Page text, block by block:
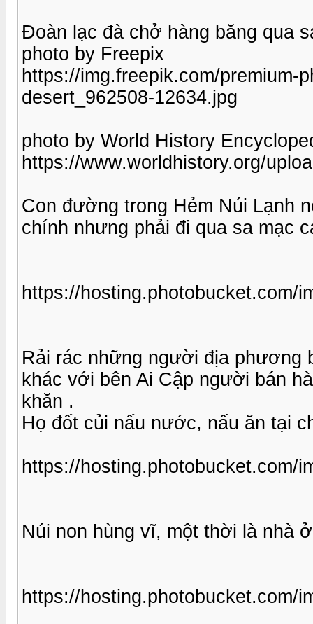
Đoàn lạc đà chở hàng băng qua
photo by Freepix
https://img.freepik.com/premium-
desert_962508-12634.jpg
photo by World History
https://www.worldhistory.org/
Con đường trong Hẻm Núi Lạnh
chính nhưng phải đi qua sa mạc
https://hosting.photobucket.com/
Rải rác những người địa phương
khác với bên Ai Cập người bán
khăn .
Họ đốt củi nấu nước, nấu ăn tại
https://hosting.photobucket.com/
Núi non hùng vĩ, một thời là nhà
https://hosting.photobucket.com/